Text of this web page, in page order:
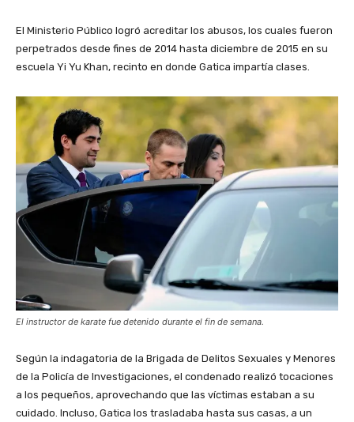
El Ministerio Público logró acreditar los abusos, los cuales fueron
perpetrados desde fines de 2014 hasta diciembre de 2015 en su
escuela Yi Yu Khan, recinto en donde Gatica impartía clases.
El instructor de karate fue detenido durante el fin de semana.
Según la indagatoria de la Brigada de Delitos Sexuales y Menores
de la Policía de Investigaciones, el condenado realizó tocaciones
a los pequeños, aprovechando que las víctimas estaban a su
cuidado. Incluso, Gatica los trasladaba hasta sus casas, a un